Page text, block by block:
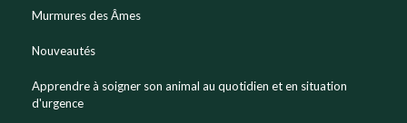
Murmures des Âmes
Nouveautés
Apprendre à soigner son animal au quotidien et en situation
d'urgence